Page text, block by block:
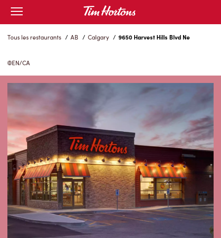
Skip
Content
Open
mobile
menu
Tous les restaurants / AB / Calgary / 9650 Harvest Hills Blvd Ne
EN/CA